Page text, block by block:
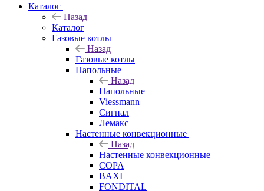
Каталог
Назад
Каталог
Газовые котлы
Назад
Газовые котлы
Напольные
Назад
Напольные
Viessmann
Сигнал
Лемакс
Настенные конвекционные
Назад
Настенные конвекционные
COPA
BAXI
FONDITAL